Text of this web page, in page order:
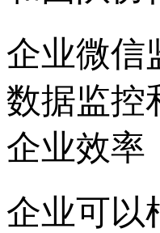
企业微信
数据监控
企业效率
企业可以